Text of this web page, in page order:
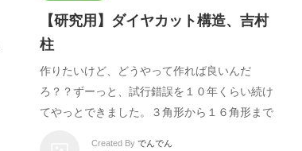
【研究用】ダイヤカット構造、吉村
柱
作りたいけど、どうやって作れば良いんだ
ろ？？ずーっと、試行錯誤を１０年くらい続け
てやっとできました。３角形から１６角形まで
Created By でんでん